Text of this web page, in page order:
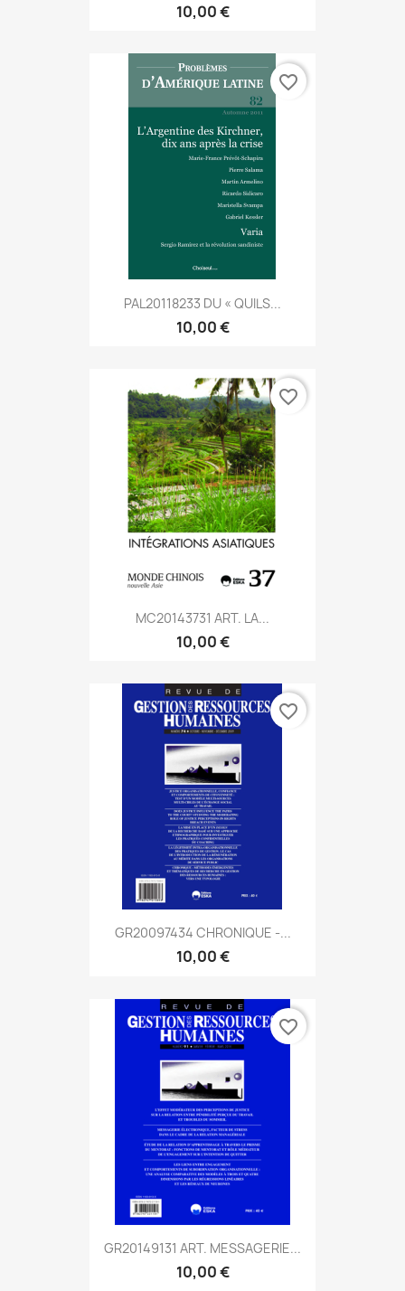
10,00 €
PAL20118233 DU « QUILS...
10,00 €
favorite_border
MC20143731 ART. LA...
10,00 €
favorite_border
GR20097434 CHRONIQUE -...
10,00 €
favorite_border
GR20149131 ART. MESSAGERIE...
10,00 €
favorite_border